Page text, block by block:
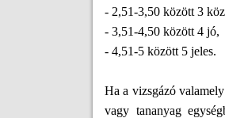
- 2,51-3,50 között 3
- 3,51-4,50 között 4 jó,
- 4,51-5 között 5 jeles.
Ha a vizsgázó
vagy tananyag